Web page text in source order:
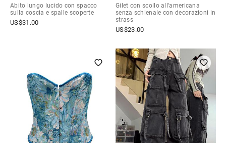
Abito lungo lucido con spacco
sulla coscia e spalle scoperte
US$31.00
Gilet con scollo all'americana
senza schienale con decorazioni in
strass
US$23.00